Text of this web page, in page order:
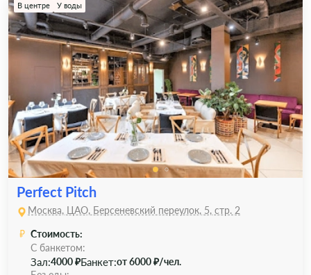
В центре У воды
Perfect Pitch
Москва, ЦАО, Берсеневский переулок, 5, стр. 2
Стоимость:
С банкетом:
Зал:4000 ₽Банкет:от 6000 ₽/чел.